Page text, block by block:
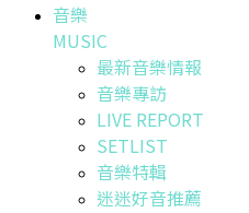
音樂
MUSIC
最新音樂情報
音樂專訪
LIVE REPORT
SETLIST
音樂特輯
迷迷好音推薦